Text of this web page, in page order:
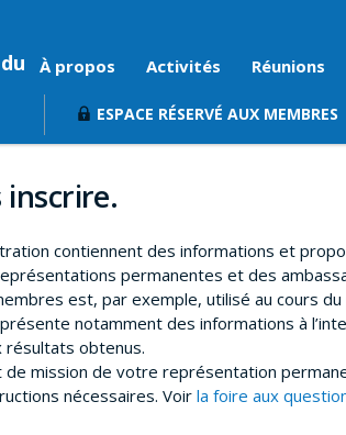
À propos Activités Réunions
ESPACE RÉSERVÉ AUX MEMBRES
inscrire.
contiennent des informations et
permanentes et des
est, par exemple, utilisé au cours
notamment des informations à
résultats obtenus.
mission de votre représentation
nécessaires. Voir la foire aux